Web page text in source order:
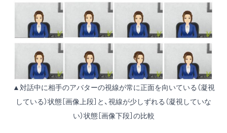
▲対話中に相手のアバターの視線が常に正面を向いている（凝視
している）状態［画像上段］と、視線が少しずれる（凝視していな
い）状態［画像下段］の比較